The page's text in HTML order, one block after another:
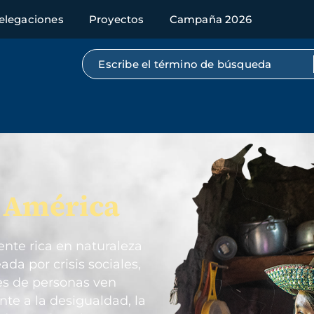
Proyectos Campaña 2026
Búsqueda por texto completo
rica en naturaleza
por crisis sociales,
de personas ven
a la desigualdad, la